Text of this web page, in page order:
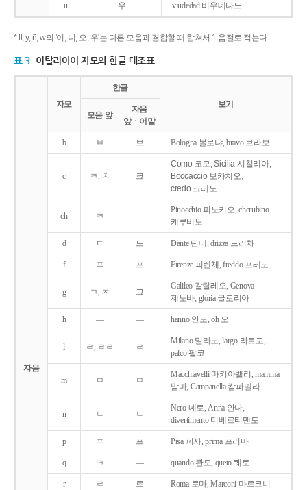
u 우 viudedad 비우데다드
* ll, y, ñ, w의 '이, 니, 오, 우'는 다른 모음과 결합할 때 합쳐서 1 음절로 적는다.
표 3 이탈리아어 자모와 한글 대조표
자모
한글
보기
모음 앞
자음
앞ㆍ어말
자음
b ㅂ 브 Bologna 볼로냐, bravo 브라보
c ㅋ, ㅊ 크
Como 코모, Sicilia 시칠리아,
Boccaccio 보카치오,
credo 크레도
ch ㅋ ―
Pinocchio 피노키오, cherubino
케루비노
d ㄷ 드 Dante 단테, drizza 드리차
f ㅍ 프 Firenze 피렌체, freddo 프레도
g ㄱ, ㅈ 그
Galileo 갈릴레오, Genova
제노바, gloria 글로리아
h ― ― hanno 안노, oh 오
l ㄹ, ㄹㄹ ㄹ
Milano 밀라노, largo 라르고,
palco 팔코
m ㅁ ㅁ
Macchiavelli 마키아벨리, mamma
맘마, Campanella 캄파넬라
n ㄴ ㄴ
Nero 네로, Anna 안나,
divertimento 디베르티멘토
p ㅍ 프 Pisa 피사, prima 프리마
q ㅋ ― quando 콴도, queto 퀘토
r ㄹ 르 Roma 로마, Marconi 마르코니